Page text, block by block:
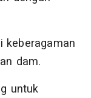
keberagaman
dam.
untuk